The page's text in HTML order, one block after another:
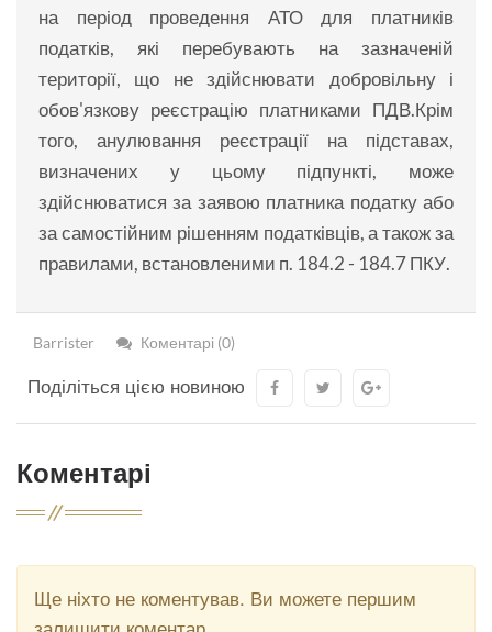
на період проведення АТО для платників
податків, які перебувають на зазначеній
території, що не здійснювати добровільну і
обов'язкову реєстрацію платниками ПДВ.Крім
того, анулювання реєстрації на підставах,
визначених у цьому підпункті, може
здійснюватися за заявою платника податку або
за самостійним рішенням податківців, а також за
правилами, встановленими п. 184.2 - 184.7 ПКУ.
Barrister Коментарі (0)
Поділіться цією новиною
Коментарі
Ще ніхто не коментував. Ви можете першим